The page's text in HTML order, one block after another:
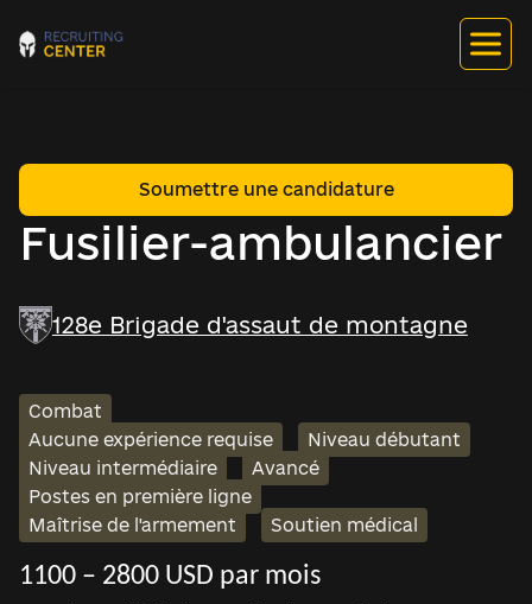
Fusilier-ambulancier
Soumettre une candidature
128e Brigade d'assaut de montagne
Combat
Aucune expérience requise
Niveau débutant
Niveau intermédiaire
Avancé
Postes en première ligne
Maîtrise de l'armement
Soutien médical
1100 – 2800 USD par mois